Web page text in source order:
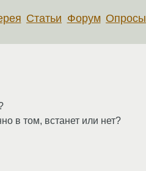
Статьи Форум Опросы
в том, встанет или нет?